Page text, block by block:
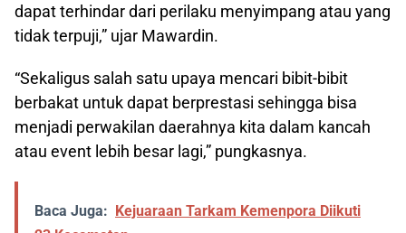
dapat terhindar dari perilaku menyimpang atau yang
tidak terpuji,” ujar Mawardin.
“Sekaligus salah satu upaya mencari bibit-bibit
berbakat untuk dapat berprestasi sehingga bisa
menjadi perwakilan daerahnya kita dalam kancah
atau event lebih besar lagi,” pungkasnya.
Baca Juga: Kejuaraan Tarkam Kemenpora Diikuti